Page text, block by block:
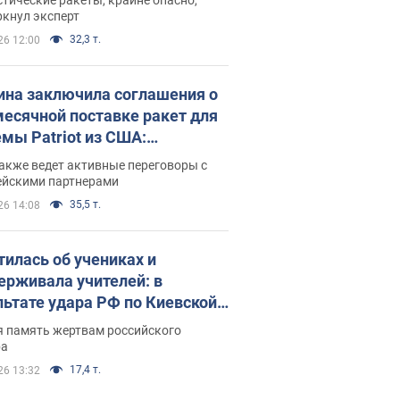
эксперт
12:00 32,3 т.
заключила соглашения о
поставке ракет для
Patriot из США:
раскрыл подробности
ведет активные переговоры с
партнерами
14:08 35,5 т.
об учениках и
учителей: в
удара РФ по Киевской
погибли директор
лицея, её муж и внук
память жертвам российского
13:32 17,4 т.